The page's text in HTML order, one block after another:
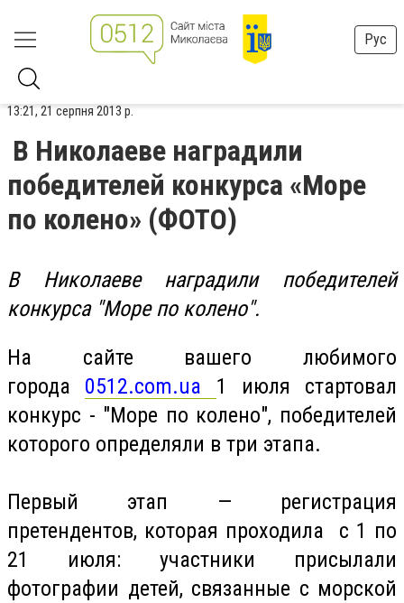
Рус
13:21, 21 серпня 2013 р.
В Николаеве наградили
победителей конкурса «Море
по колено» (ФОТО)
В Николаеве наградили победителей
конкурса "Море по колено".
На сайте вашего любимого
города 0512.com.ua 1 июля стартовал
конкурс - "Море по колено", победителей
которого определяли в три этапа.
Первый этап — регистрация
претендентов, которая проходила с 1 по
21 июля: участники присылали
фотографии детей, связанные с морской